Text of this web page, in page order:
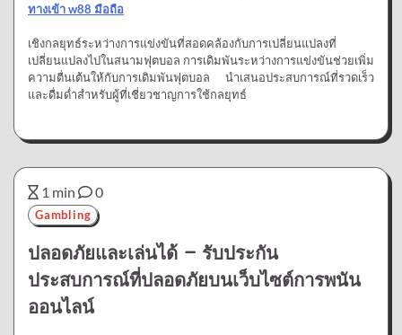
ทางเข้าw88 มือถือ
เชิงกลยุทธ์ระหว่างการแข่งขันที่สอดคล้องกับการเปลี่ยนแปลงที่
เปลี่ยนแปลงไปในสนามฟุตบอล การเดิมพันระหว่างการแข่งขันช่วยเพิ่ม
ความตื่นเต้นให้กับการเดิมพันฟุตบอล นำเสนอประสบการณ์ที่รวดเร็ว
และดื่มด่ำสำหรับผู้ที่เชี่ยวชาญการใช้กลยุทธ์
1 min 0
Gambling
ปลอดภัยและเล่นได้ – รับประกัน
ประสบการณ์ที่ปลอดภัยบนเว็บไซต์การพนัน
ออนไลน์